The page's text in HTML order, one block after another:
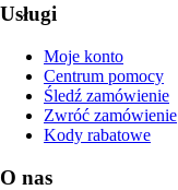
Usługi
Moje konto
Centrum pomocy
Śledź zamówienie
Zwróć zamówienie
Kody rabatowe
O nas